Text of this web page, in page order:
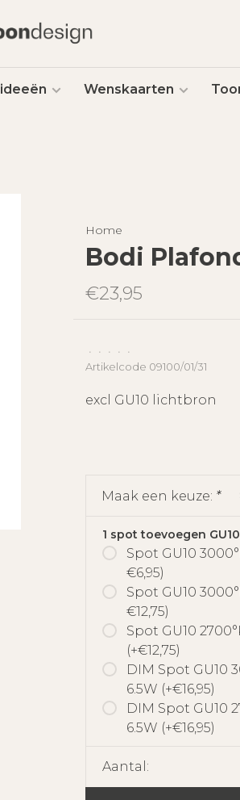
Wenskaarten
Home
Bodi
€23,95
• • • •
•
Artikelcode 09100/01/31
excl GU10 lichtbron
Maak een keuze: *
1 spot toevoegen
Spot GU10
€6,95)
Spot GU10
€12,75)
Spot GU10
(+€12,75)
DIM Spot GU10
6.5W (+€16,95)
DIM Spot GU10
6.5W (+€16,95)
Aantal: